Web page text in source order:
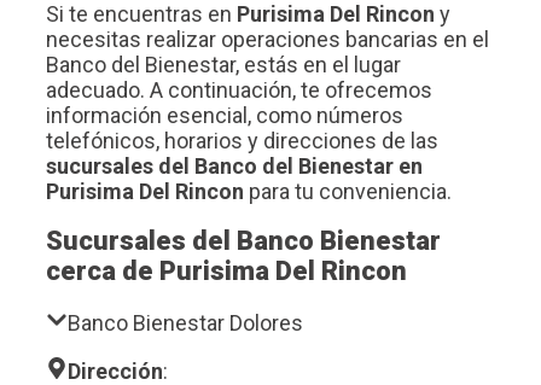
Si te encuentras en Purisima Del Rincon y
necesitas realizar operaciones bancarias en el
Banco del Bienestar, estás en el lugar
adecuado. A continuación, te ofrecemos
información esencial, como números
telefónicos, horarios y direcciones de las
sucursales del Banco del Bienestar en
Purisima Del Rincon para tu conveniencia.
Sucursales del Banco Bienestar
cerca de Purisima Del Rincon
Banco Bienestar Dolores
Dirección: